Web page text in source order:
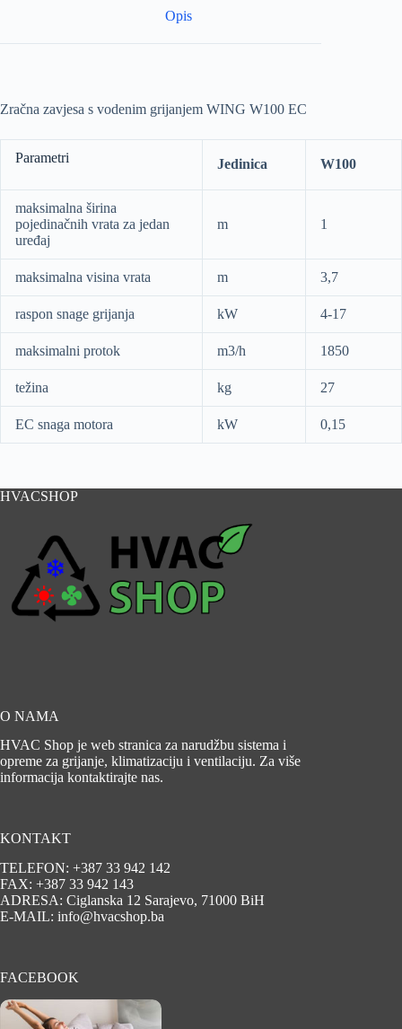
Opis
Zračna zavjesa s vodenim grijanjem WING W100 EC
Parametri Jedinica W100
maksimalna širina
pojedinačnih vrata za jedan
uređaj
m 1
maksimalna visina vrata m 3,7
raspon snage grijanja kW 4-17
maksimalni protok m3/h 1850
težina kg 27
EC snaga motora kW 0,15
HVACSHOP
O NAMA
HVAC Shop je web stranica za narudžbu sistema i
opreme za grijanje, klimatizaciju i ventilaciju. Za više
informacija kontaktirajte nas.
KONTAKT
TELEFON: +387 33 942 142
FAX: +387 33 942 143
ADRESA: Ciglanska 12 Sarajevo, 71000 BiH
E-MAIL: info@hvacshop.ba
FACEBOOK